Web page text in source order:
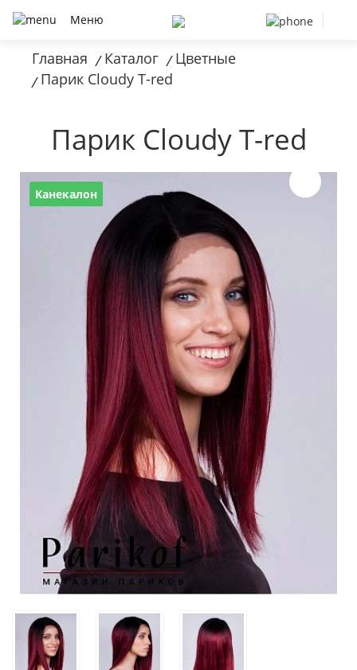
Меню
Главная / Каталог / Цветные
/ Парик Cloudy T-red
Парик Cloudy T-red
Канекалон